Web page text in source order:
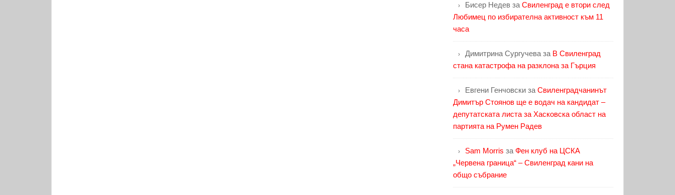
Бисер Недев за Свиленград е втори след
Любимец по избирателна активност към 11
часа
Димитрина Сургучева за В Свиленград
стана катастрофа на разклона за Гърция
Евгени Генчовски за Свиленградчанинът
Димитър Стоянов ще е водач на кандидат –
депутатската листа за Хасковска област на
партията на Румен Радев
Sam Morris за Фен клуб на ЦСКА
„Червена граница“ – Свиленград кани на
общо събрание